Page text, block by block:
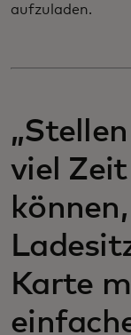
aufzuladen.
viel
Karte